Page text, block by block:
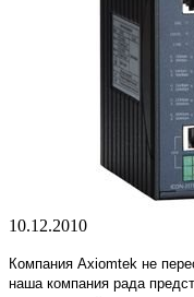
10.12.2010
Компания Axiomtek не
наша компания рада